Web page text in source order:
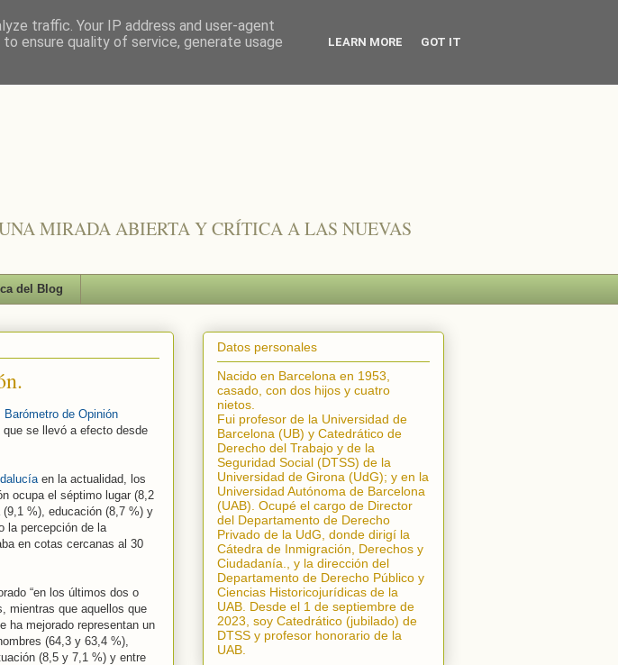
MIRADA ABIERTA Y CRÍTICA A LAS NUEVAS
del Blog
Barómetro de Opinión
que se llevó a efecto desde
en la actualidad, los
ocupa el séptimo lugar (8,2
%), educación (8,7 %) y
la percepción de la
en cotas cercanas al 30
“en los últimos dos o
mientras que aquellos que
ha mejorado representan un
(64,3 y 63,4 %),
(8,5 y 7,1 %) y entre
Datos personales
Nacido en Barcelona en 1953,
casado, con dos hijos y cuatro
nietos.
Fui profesor de la Universidad de
Barcelona (UB) y Catedrático de
Derecho del Trabajo y de la
Seguridad Social (DTSS) de la
Universidad de Girona (UdG); y en la
Universidad Autónoma de Barcelona
(UAB). Ocupé el cargo de Director
del Departamento de Derecho
Privado de la UdG, donde dirigí la
Cátedra de Inmigración, Derechos y
Ciudadanía.
, y la dirección del
Departamento de Derecho Público y
Ciencias Historicojurídicas de la
UAB. Desde el 1 de septiembre de
2023, soy Catedrático (jubilado) de
DTSS y profesor honorario de la
UAB.
traffic. Your IP address and user-agent
ensure quality of service, generate usage
LEARN MORE GOT IT